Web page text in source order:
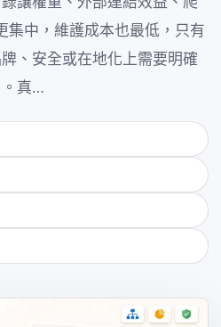
集中，維護成本也最低，只有
、安全或在地化上需要明確
。真…